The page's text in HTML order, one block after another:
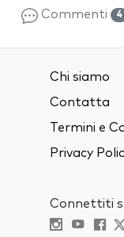
Commenti 4
Chi siamo
Contatta
Termini e
Privacy
Connettiti